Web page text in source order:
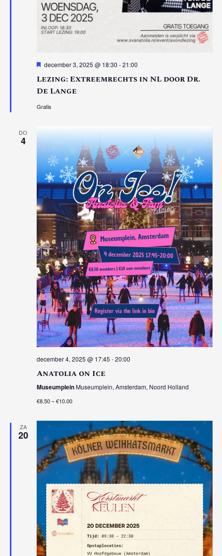
Uitgelicht
december 3, 2025 @ 18:30 -21:00
Lezing: Extreemrechts in NL door Dr.
De Lange
Gratis
DO
4
december 4, 2025 @ 17:45 -20:00
Anatolia on Ice
MuseumpleinMuseumplein, Amsterdam, Noord Holland
€8.50 – €10.00
ZA
20